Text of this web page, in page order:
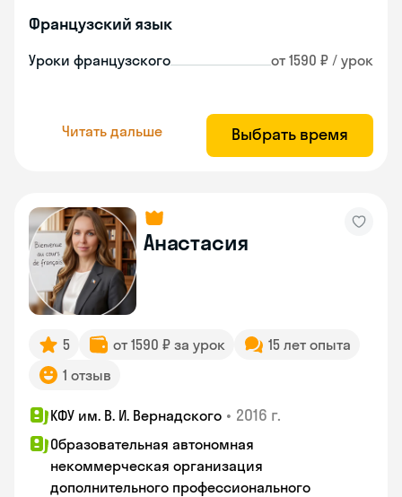
Французский язык
Уроки французского от 1590 ₽ / урок
Читать дальше Выбрать время
Анастасия
5 от 1590 ₽ за урок
15 лет опыта
1 отзыв
КФУ им. В. И. Вернадского • 2016 г.
Образовательная автономная
некоммерческая организация
дополнительного профессионального